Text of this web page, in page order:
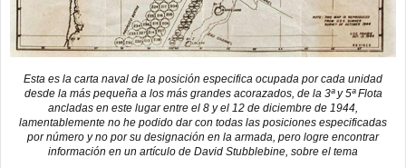
Esta es la carta naval de la posición especifica ocupada por cada unidad
desde la más pequeña a los más grandes acorazados, de la 3ª y 5ª Flota
ancladas en este lugar entre el 8 y el 12 de diciembre de 1944,
lamentablemente no he podido dar con todas las posiciones especificadas
por número y no por su designación en la armada, pero logre encontrar
información en un artículo de David Stubblebine, sobre el tema